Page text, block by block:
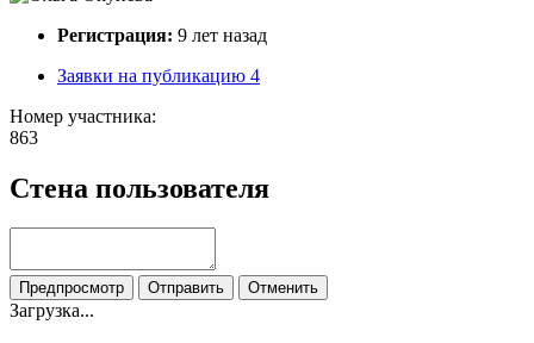
Регистрация: 9 лет назад
Заявки на публикацию 4
Номер участника:
863
Стена пользователя
Загрузка...